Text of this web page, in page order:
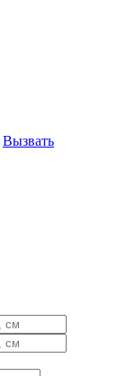
Вызвать